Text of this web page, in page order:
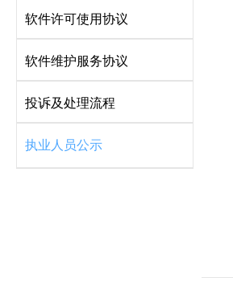
软件许可使用协议
软件维护服务协议
投诉及处理流程
执业人员公示